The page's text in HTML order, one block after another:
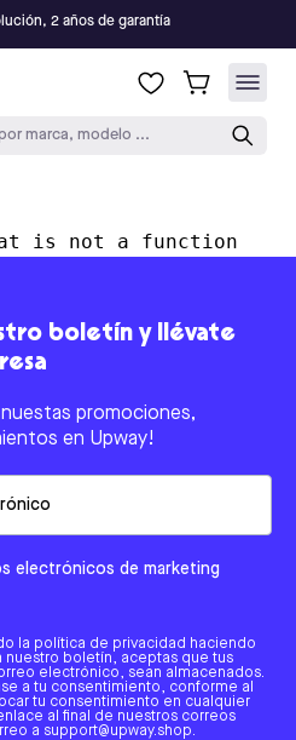
2 años de garantía
marca, modelo ...
is not a function
boletín y llévate
nuestas promociones,
en Upway!
electrónicos de marketing
la política de privacidad haciendo
nuestro boletín, aceptas que tus
electrónico, sean almacenados.
a tu consentimiento, conforme al
tu consentimiento en cualquier
al final de nuestros correos
a support@upway.shop.